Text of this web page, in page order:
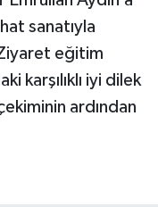
sanatıyla
eğitim
karşılıklı iyi dilek
ardından